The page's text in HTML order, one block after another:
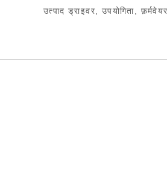
उत्पाद ड्राइवर, उपयोगिता,